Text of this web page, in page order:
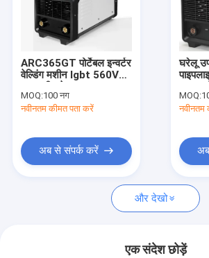
स्टिक टीआईजी एमएमए वेल्डर
औद्योगिक उपयोग एआरसी एमएमए वेल्डर
हैंडहेल्ड एआरसी वेल्डर
पोर्टेबल प्लाज्मा कटर
पल्स टीआईजी एमएमए वेल्डर
ARC365GT पोर्टेबल इन्वर्टर
वेल्डिंग मशीन Igbt 560V
MOQ:100 नग
नवीनतम कीमत पता करें
अब से संपर्क करें
घरेलू
उपयोग
MOQ:
नवीनतम
और देखो
एक संदेश छोड़ें